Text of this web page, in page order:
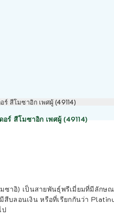
ร์ สีโมซาอิก เพศผู้ (49114)
ร์ สีโมซาอิก เพศผู้ (49114)
ซาอิ) เป็นสายพันธุ์พรีเมี่ยมที่มีลัก
บลอนเงิน หรือที่เรียกกันว่า
ป